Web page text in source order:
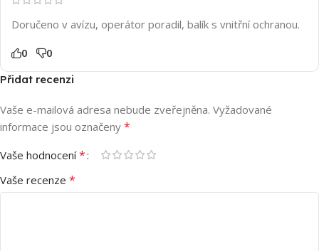
Doručeno v avízu, operátor poradil, balík s vnitřní ochranou.
0 0
Přidat recenzi
Vaše e-mailová adresa nebude zveřejněna. Vyžadované
informace jsou označeny *
Vaše hodnocení*
Vaše recenze *